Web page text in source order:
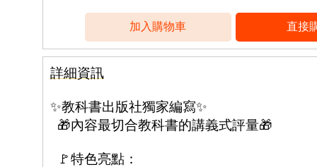
詳細資訊
✨教科書出版社獨家編寫✨
🎁內容最切合教科書的講義式評量🎁
🚩特色亮點：